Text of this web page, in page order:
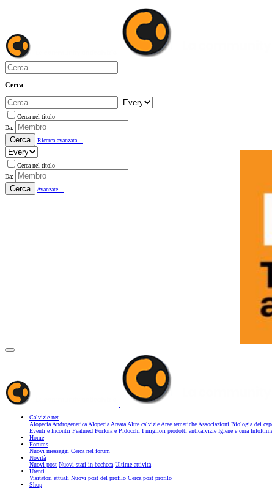
Cerca
Cerca nel titolo
Da:
Cerca Ricerca avanzata...
Cerca nel titolo
Da:
Cerca Avanzate...
Calvizie.net
Alopecia AndrogeneticaAlopecia AreataAltre calvizieAree tematicheAssociazioni Biologia dei
Eventi e Incontri Featured Forfora e Pidocchi I migliori prodotti anticalvizie Igiene e cura
Home
Forums
Nuovi messaggi Cerca nel forum
Novità
Nuovi post Nuovi stati in bacheca Ultime attività
Utenti
Visitatori attuali Nuovi post del profilo Cerca post profilo
Shop